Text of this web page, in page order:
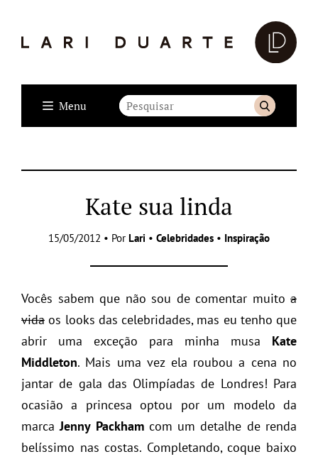
Menu
Kate sua linda
15/05/2012 • Por Lari • Celebridades • Inspiração
Vocês sabem que não sou de comentar muito a
vida os looks das celebridades, mas eu tenho que
abrir uma exceção para minha musa Kate
Middleton. Mais uma vez ela roubou a cena no
jantar de gala das Olimpíadas de Londres! Para
ocasião a princesa optou por um modelo da
marcaJenny Packhamcom um detalhe de renda
belíssimo nas costas. Completando, coque baixo